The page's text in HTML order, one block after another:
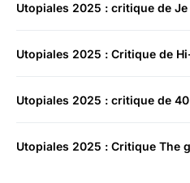
Utopiales 2025 : critique de
Utopiales 2025 : Critique de
Utopiales 2025 : critique de
Utopiales 2025 : Critique The